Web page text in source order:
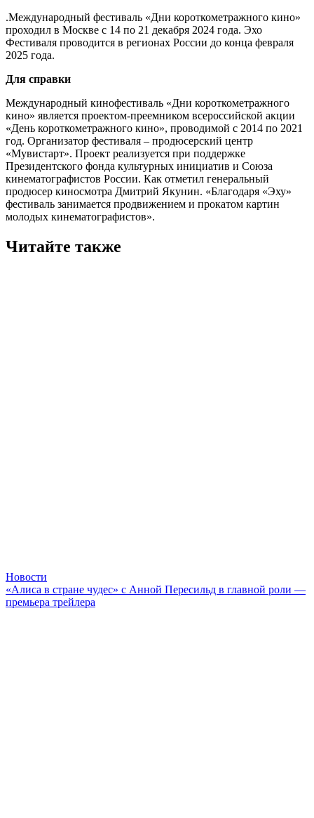
.Международный фестиваль «Дни короткометражного кино»
проходил в Москве с 14 по 21 декабря 2024 года. Эхо
Фестиваля проводится в регионах России до конца февраля
2025 года.
Для справки
Международный кинофестиваль «Дни короткометражного
кино» является проектом-преемником всероссийской акции
«День короткометражного кино», проводимой с 2014 по 2021
год. Организатор фестиваля – продюсерский центр
«Мувистарт». Проект реализуется при поддержке
Президентского фонда культурных инициатив и Союза
кинематографистов России. Как отметил генеральный
продюсер киносмотра Дмитрий Якунин. «Благодаря «Эху»
фестиваль занимается продвижением и прокатом картин
молодых кинематографистов».
Читайте также
Новости
«Алиса в стране чудес» с Анной Пересильд в главной роли —
премьера трейлера